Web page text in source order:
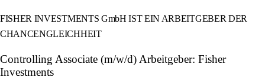
FISHER INVESTMENTS GmbH IST EIN ARBEITGEBER DER
CHANCENGLEICHHEIT
Controlling Associate (m/w/d) Arbeitgeber: Fisher
Investments